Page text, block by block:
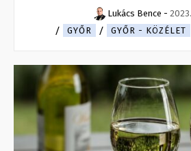
Lukács Bence -
GYŐR
GYŐR - KÖZÉLET